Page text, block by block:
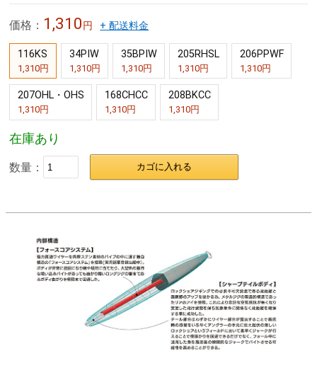
価格： 1,310円 + 配送料金
116KS
1,310円
34PIW
1,310円
35BPIW
1,310円
205RHSL
1,310円
206PPWF
1,310円
207OHL・OHS
1,310円
168CHCC
1,310円
208BKCC
1,310円
在庫あり
数量： カゴに入れる